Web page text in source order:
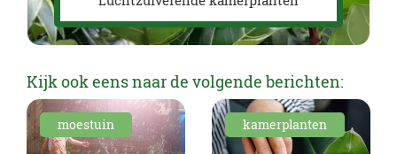
Kijk ook eens naar de volgende berichten:
moestuin kamerplanten